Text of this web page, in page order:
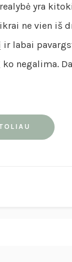
yra
ne vien
labai
negalima.